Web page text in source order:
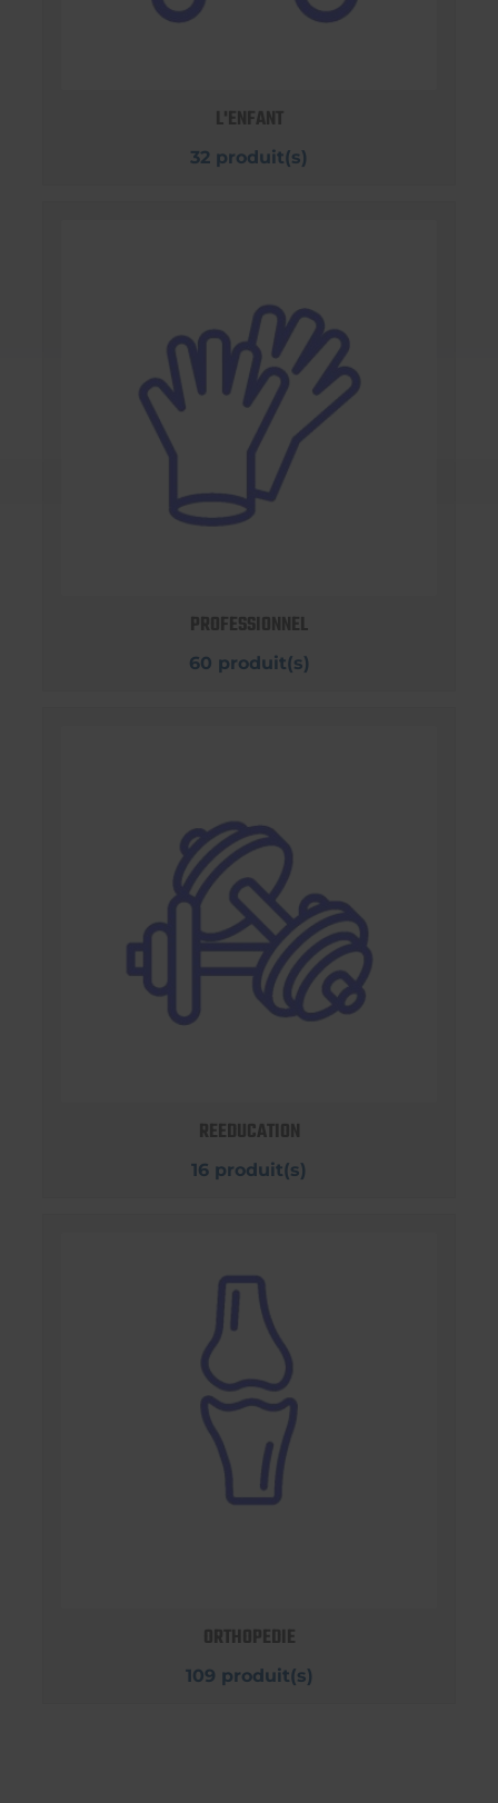
L'ENFANT
32 produit(s)
PROFESSIONNEL
60 produit(s)
REEDUCATION
16 produit(s)
ORTHOPEDIE
109 produit(s)